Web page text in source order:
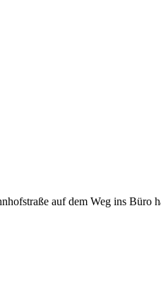
auf dem Weg ins Büro